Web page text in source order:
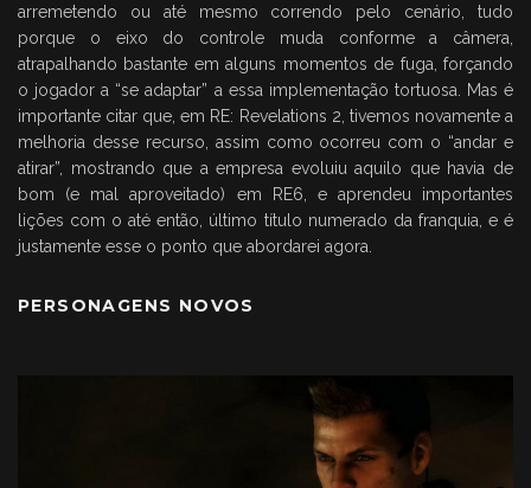
arremetendo ou até mesmo correndo pelo cenário, tudo
porque o eixo do controle muda conforme a câmera,
atrapalhando bastante em alguns momentos de fuga, forçando
o jogador a “se adaptar” a essa implementação tortuosa. Mas é
importante citar que, em RE: Revelations 2, tivemos novamente a
melhoria desse recurso, assim como ocorreu com o “andar e
atirar”, mostrando que a empresa evoluiu aquilo que havia de
bom (e mal aproveitado) em RE6, e aprendeu importantes
lições com o até então, último título numerado da franquia, e é
justamente esse o ponto que abordarei agora.
PERSONAGENS NOVOS